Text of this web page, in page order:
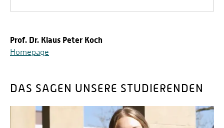
Prof. Dr. Klaus Peter Koch
Homepage
DAS SAGEN UNSERE STUDIERENDEN